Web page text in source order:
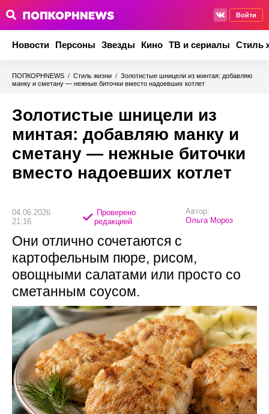
Войти
Новости Персоны Звезды Кино ТВ и сериалы Стиль
ПОПКОРНNEWS / Стиль жизни / Золотистые шницели из минтая: добавляю
манку и сметану — нежные биточки вместо надоевших котлет
Золотистые шницели из
минтая: добавляю манку и
сметану — нежные биточки
вместо надоевших котлет
04.06.2026
21:16
Проверено
редакцией
Автор:
Ольга Мороз
Они отлично сочетаются с
картофельным пюре, рисом,
овощными салатами или просто со
сметанным соусом.